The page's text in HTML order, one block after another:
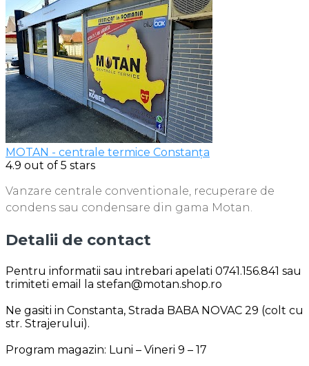
MOTAN - centrale termice Constanța
4.9 out of 5 stars
Vanzare centrale conventionale, recuperare de
condens sau condensare din gama Motan.
Detalii de contact
Pentru informatii sau intrebari apelati 0741.156.841 sau
trimiteti email la stefan@motan.shop.ro
Ne gasiti in Constanta, Strada BABA NOVAC 29 (colt cu
str. Strajerului).
Program magazin: Luni – Vineri 9 – 17